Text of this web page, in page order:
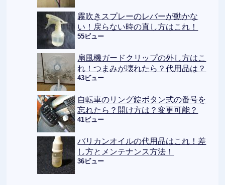
霧吹きスプレーのレバーが動かな
い！戻らない時の直し方はこれ！
55ビュー
扇風機ガードクリップの外し方はこ
れ！つまみが壊れたら？代用品は？
43ビュー
自転車のリング錠ボタン式の番号を
忘れたら？開け方は？変更可能？
41ビュー
バリカンオイルの代用品はこれ！差
し方とメンテナンス方法！
36ビュー